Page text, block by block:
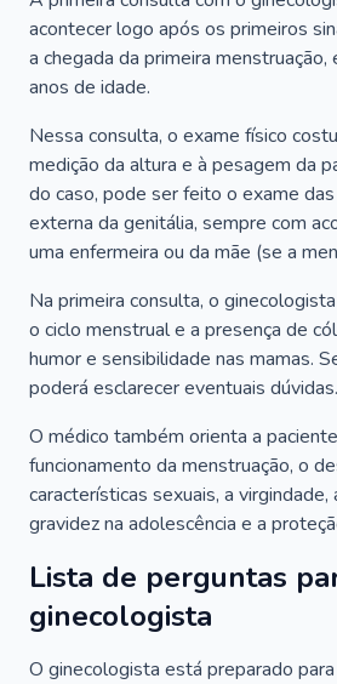
acontecer logo após os primeiros
a chegada da primeira
anos de idade.
Nessa consulta, o exame físico
medição da altura e à pesagem da
do caso, pode ser feito o exame
externa da genitália, sempre com
uma enfermeira ou da mãe (se a
Na primeira consulta, o
o ciclo menstrual e a presença de
humor e sensibilidade nas mamas.
poderá esclarecer eventuais dúvidas.
O médico também orienta a
funcionamento da menstruação, o
características sexuais, a virgindade,
gravidez na adolescência e a
Lista de perguntas
ginecologista
O ginecologista está preparado